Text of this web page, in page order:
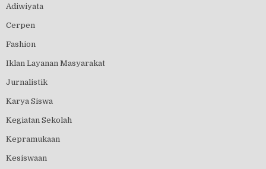
Adiwiyata
Cerpen
Fashion
Iklan Layanan Masyarakat
Jurnalistik
Karya Siswa
Kegiatan Sekolah
Kepramukaan
Kesiswaan